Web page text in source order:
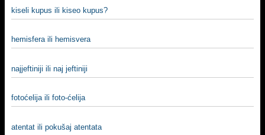
kiseli kupus ili kiseo kupus?
hemisfera ili hemisvera
najjeftiniji ili naj jeftiniji
fotoćelija ili foto-ćelija
atentat ili pokušaj atentata